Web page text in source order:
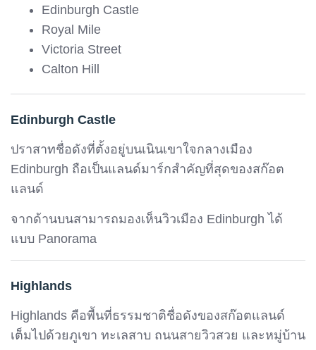
Edinburgh Castle
Royal Mile
Victoria Street
Calton Hill
Edinburgh Castle
ปราสาทชื่อดังที่ตั้งอยู่บนเนินเขาใจกลางเมือง
Edinburgh ถือเป็นแลนด์มาร์กสำคัญที่สุดของสก๊อต
แลนด์
จากด้านบนสามารถมองเห็นวิวเมือง Edinburgh ได้
แบบ Panorama
Highlands
Highlands คือพื้นที่ธรรมชาติชื่อดังของสก๊อตแลนด์
เต็มไปด้วยภูเขา ทะเลสาบ ถนนสายวิวสวย และหมู่บ้าน